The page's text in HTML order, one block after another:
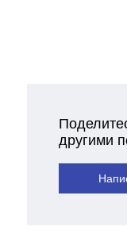
другими